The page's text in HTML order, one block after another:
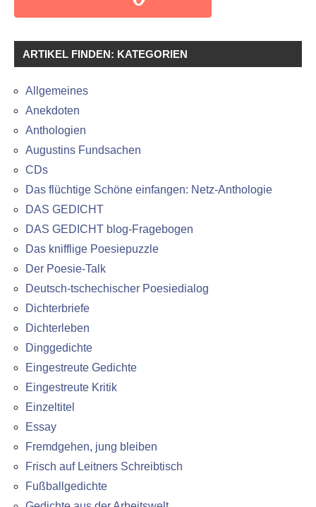
ARTIKEL FINDEN: KATEGORIEN
Allgemeines
Anekdoten
Anthologien
Augustins Fundsachen
CDs
Das flüchtige Schöne einfangen: Netz-Anthologie
DAS GEDICHT
DAS GEDICHT blog-Fragebogen
Das knifflige Poesiepuzzle
Der Poesie-Talk
Deutsch-tschechischer Poesiedialog
Dichterbriefe
Dichterleben
Dinggedichte
Eingestreute Gedichte
Eingestreute Kritik
Einzeltitel
Essay
Fremdgehen, jung bleiben
Frisch auf Leitners Schreibtisch
Fußballgedichte